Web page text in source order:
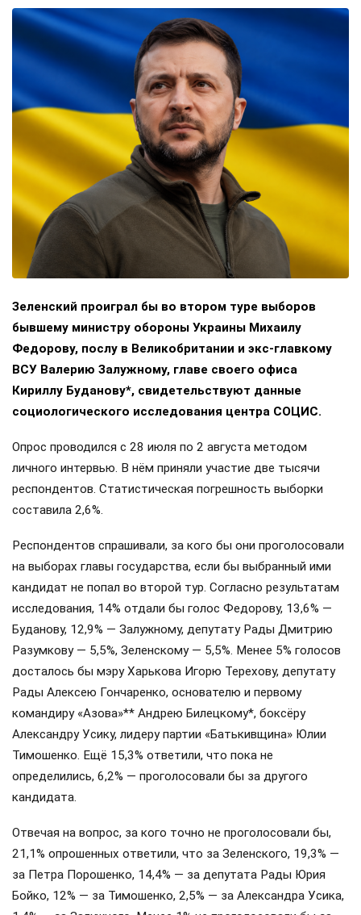
Зеленский проиграл бы во втором туре выборов
бывшему министру обороны Украины Михаилу
Федорову, послу в Великобритании и экс-главкому
ВСУ Валерию Залужному, главе своего офиса
Кириллу Буданову*, свидетельствуют данные
социологического исследования центра СОЦИС.
Опрос проводился с 28 июля по 2 августа методом
личного интервью. В нём приняли участие две тысячи
респондентов. Статистическая погрешность выборки
составила 2,6%.
Респондентов спрашивали, за кого бы они проголосовали
на выборах главы государства, если бы выбранный ими
кандидат не попал во второй тур. Согласно результатам
исследования, 14% отдали бы голос Федорову, 13,6% —
Буданову, 12,9% — Залужному, депутату Рады Дмитрию
Разумкову — 5,5%, Зеленскому — 5,5%. Менее 5% голосов
досталось бы мэру Харькова Игорю Терехову, депутату
Рады Алексею Гончаренко, основателю и первому
командиру «Азова»** Андрею Билецкому*, боксёру
Александру Усику, лидеру партии «Батькивщина» Юлии
Тимошенко. Ещё 15,3% ответили, что пока не
определились, 6,2% — проголосовали бы за другого
кандидата.
Отвечая на вопрос, за кого точно не проголосовали бы,
21,1% опрошенных ответили, что за Зеленского, 19,3% —
за Петра Порошенко, 14,4% — за депутата Рады Юрия
Бойко, 12% — за Тимошенко, 2,5% — за Александра Усика,